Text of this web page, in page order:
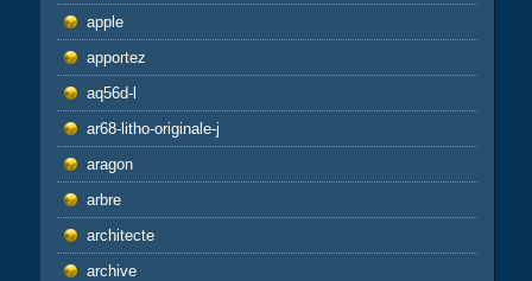
apple
apportez
aq56d-l
ar68-litho-originale-j
aragon
arbre
architecte
archive